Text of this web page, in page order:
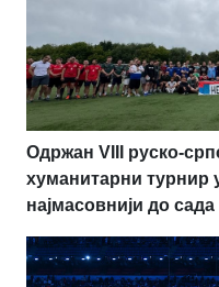
Одржан VIII руско-
хуманитарни
најмасовнији до сада